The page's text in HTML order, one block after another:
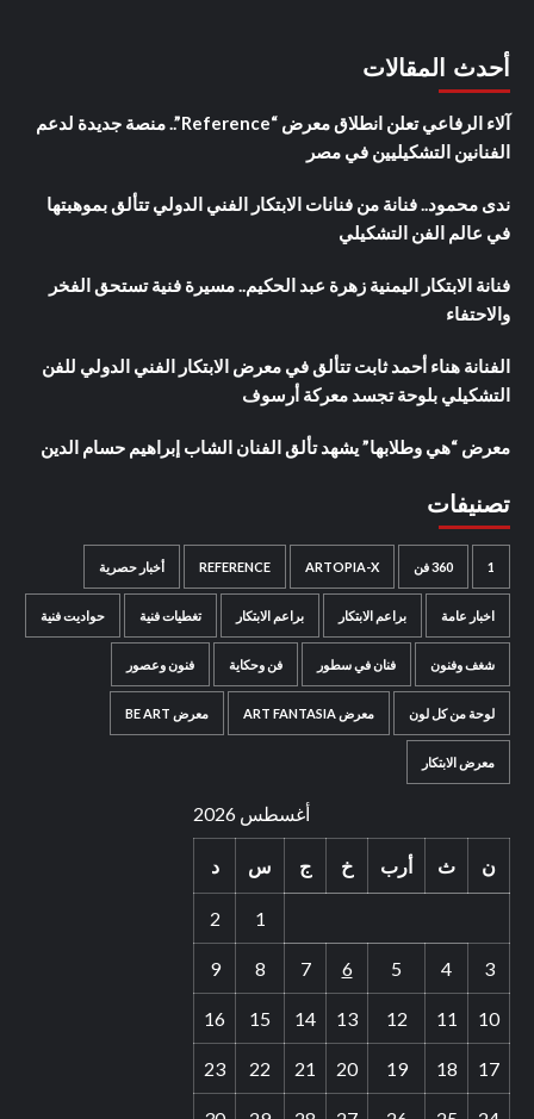
أحدث المقالات
آلاء الرفاعي تعلن انطلاق معرض “Reference”.. منصة جديدة لدعم
الفنانين التشكيليين في مصر
ندى محمود.. فنانة من فنانات الابتكار الفني الدولي تتألق بموهبتها
في عالم الفن التشكيلي
فنانة الابتكار اليمنية زهرة عبد الحكيم.. مسيرة فنية تستحق الفخر
والاحتفاء
الفنانة هناء أحمد ثابت تتألق في معرض الابتكار الفني الدولي للفن
التشكيلي بلوحة تجسد معركة أرسوف
معرض “هي وطلابها” يشهد تألق الفنان الشاب إبراهيم حسام الدين
تصنيفات
1 360 فن ARTOPIA-X
REFERENCE أخبار حصرية
اخبار عامة براعم الابتكار براعم الابتكار تغطيات فنية حواديت فنية
شغف وفنون فنان في سطور فن وحكاية فنون وعصور
لوحة من كل لون معرض ART FANTASIA معرض BE ART
معرض الابتكار
أغسطس 2026
ن ث أرب خ ج س د
1
2
3
4
5
6
7
8
9
10
11
12
13
14
15
16
17
18
19
20
21
22
23